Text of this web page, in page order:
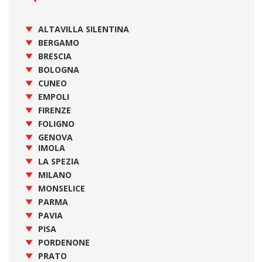
ALTAVILLA SILENTINA
BERGAMO
BRESCIA
BOLOGNA
CUNEO
EMPOLI
FIRENZE
FOLIGNO
GENOVA
IMOLA
LA SPEZIA
MILANO
MONSELICE
PARMA
PAVIA
PISA
PORDENONE
PRATO